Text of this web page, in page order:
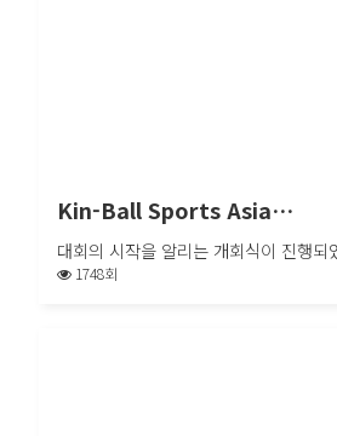
Kin-Ball Sports Asia…
대회의 시작을 알리는 개회식이 진행되
1748회